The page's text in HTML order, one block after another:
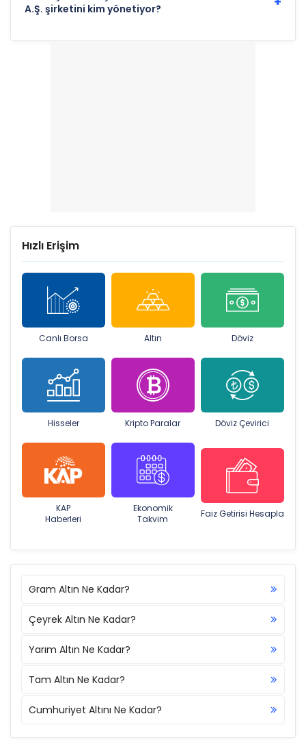
A.Ş. şirketini kim yönetiyor?
Hızlı Erişim
Canlı Borsa Altın Döviz
Hisseler Kripto Paralar Döviz Çevirici
KAP
Haberleri
Ekonomik
Takvim
Faiz Getirisi Hesapla
Gram Altın Ne Kadar?
Çeyrek Altın Ne Kadar?
Yarım Altın Ne Kadar?
Tam Altın Ne Kadar?
Cumhuriyet Altını Ne Kadar?